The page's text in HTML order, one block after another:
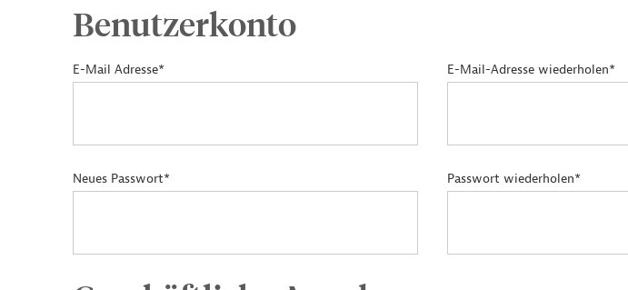
Benutzerkonto
E-Mail Adresse* E-Mail-Adresse wiederholen*
Neues Passwort* Passwort wiederholen*